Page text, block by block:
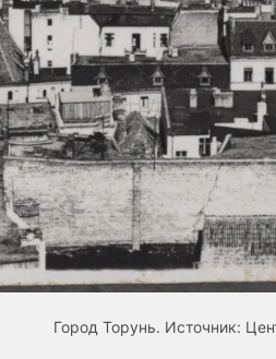
Город Торунь. Источник: